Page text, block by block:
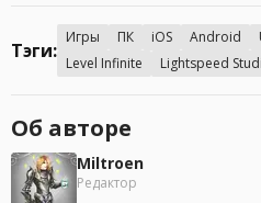
Тэги:
Игры ПК iOS Android
Level Infinite
Lightspeed
Об авторе
Miltroen
Редактор